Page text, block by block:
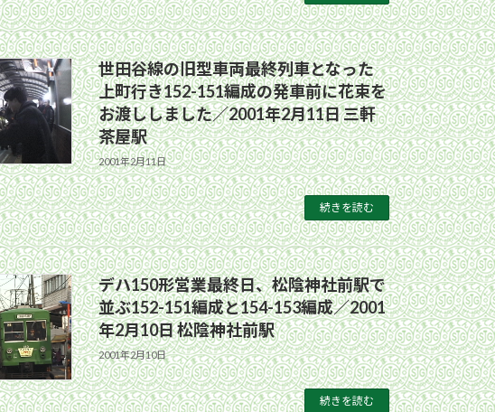
世田谷線の旧型車両最終列車となった
上町行き152-151編成の発車前に花束を
お渡ししました／2001年2月11日 三軒
茶屋駅
2001年2月11日
続きを読む
デハ150形営業最終日、松陰神社前駅で
並ぶ152-151編成と154-153編成／2001
年2月10日 松陰神社前駅
2001年2月10日
続きを読む